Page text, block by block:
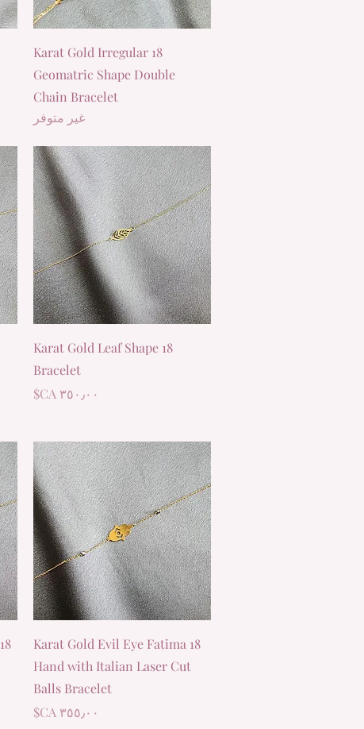
العرض السريع
18 Karat Gold Irregular
Geomatric Shape Double
Chain Bracelet
غير متوفر
العرض السريع
18 Karat Gold Leaf Shape
Bracelet
السعر
العرض السريع
18 Karat Gold Evil Eye Fatima
Hand with Italian Laser Cut
Balls Bracelet
السعر